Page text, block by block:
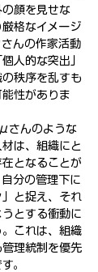
顔を見せな
格なイメージ
んの作家活動
人的な突出」
秩序を乱すも
性がありま
さんのような
は、組織にと
となることが
分の管理下に
と捉え、それ
とする衝動に
これは、組織
理統制を優先
。